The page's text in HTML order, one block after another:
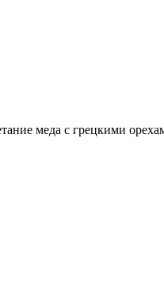
меда с грецкими